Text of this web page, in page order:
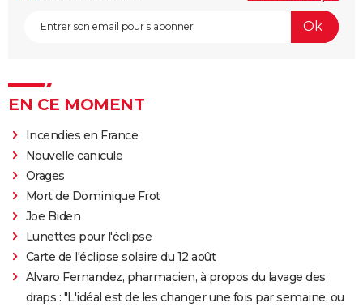
EN CE MOMENT
Incendies en France
Nouvelle canicule
Orages
Mort de Dominique Frot
Joe Biden
Lunettes pour l'éclipse
Carte de l'éclipse solaire du 12 août
Alvaro Fernandez, pharmacien, à propos du lavage des
draps : "L'idéal est de les changer une fois par semaine, ou